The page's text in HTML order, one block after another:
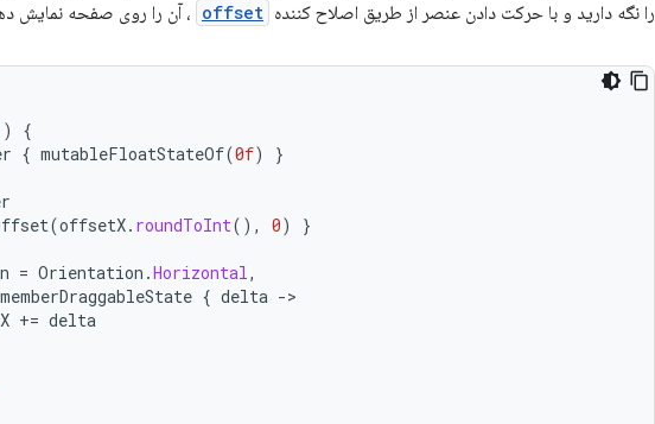
را نگه دارید و با حرکت دادن عنصر از طریق اصلاح کننده offset ، آن را روی صفحه نمایش
{
{ mutableFloatStateOf(0f)
}
(offsetX. roundToInt(), 0)
}
= Orientation .Horizontal,
{ delta -
+= delta